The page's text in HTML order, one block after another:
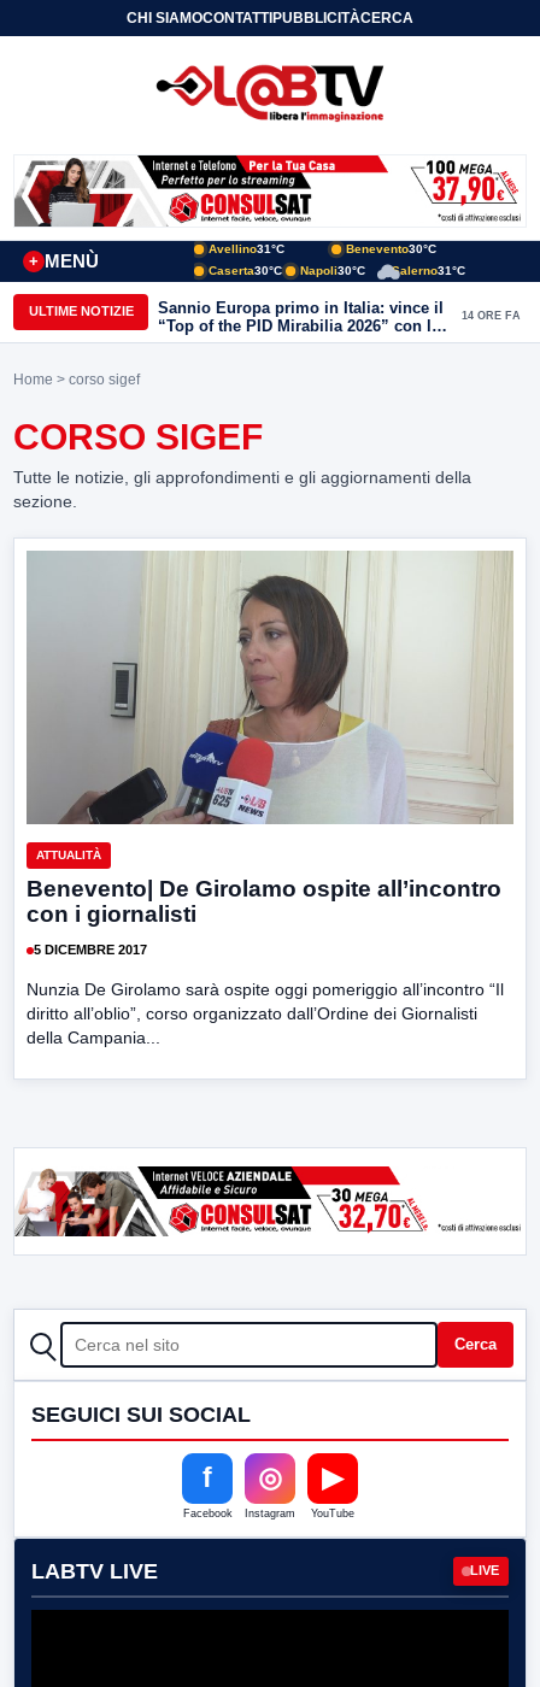
CHI SIAMOCONTATTIPUBBLICITÀCERCA
MENÙ
+
Avellino31°C Benevento30°C
Caserta30°C Napoli30°C Salerno31°C
ULTIME NOTIZIE
Sannio Europa primo in Italia: vince il
“Top of the PID Mirabilia 2026” con la
realtà virtuale nei musei del Sannio
14 ORE FA
Home > corso sigef
CORSO SIGEF
Tutte le notizie, gli approfondimenti e gli aggiornamenti della
sezione.
ATTUALITÀ
Benevento| De Girolamo ospite all’incontro
con i giornalisti
5 DICEMBRE 2017
Nunzia De Girolamo sarà ospite oggi pomeriggio all’incontro “Il
diritto all’oblio”, corso organizzato dall’Ordine dei Giornalisti
della Campania...
CERCA Cerca
SEGUICI SUI SOCIAL
f
Facebook
◎
Instagram
▶
YouTube
LABTV LIVE LIVE